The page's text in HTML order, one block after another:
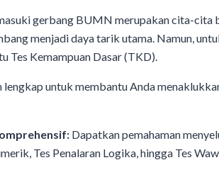
gerbang BUMN merupakan cita-cita
menjadi daya tarik utama. Namun,
Tes Kemampuan Dasar (TKD).
untuk membantu Anda
Dapatkan pemahaman
Tes Penalaran Logika, hingga Tes